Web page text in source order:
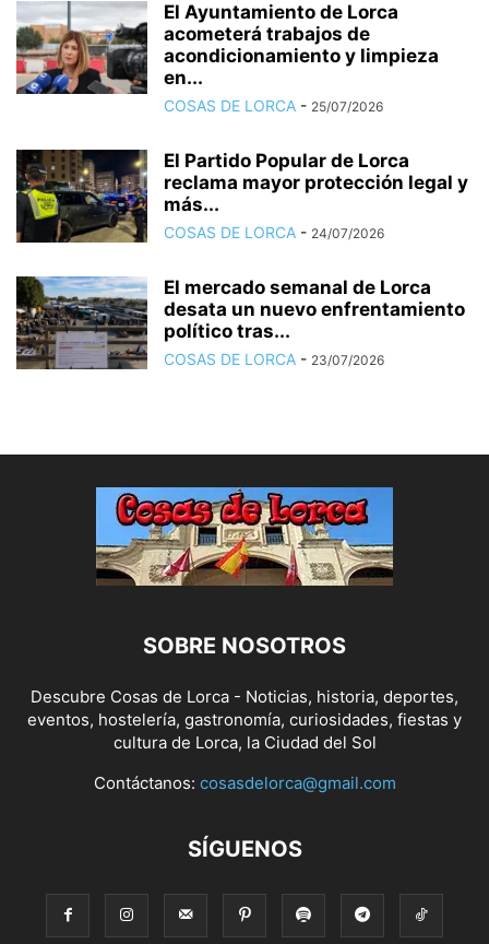
El Ayuntamiento de Lorca
acometerá trabajos de
acondicionamiento y limpieza
en...
COSAS DE LORCA - 25/07/2026
El Partido Popular de Lorca
reclama mayor protección legal y
más...
COSAS DE LORCA - 24/07/2026
El mercado semanal de Lorca
desata un nuevo enfrentamiento
político tras...
COSAS DE LORCA - 23/07/2026
SOBRE NOSOTROS
Descubre Cosas de Lorca - Noticias, historia, deportes,
eventos, hostelería, gastronomía, curiosidades, fiestas y
cultura de Lorca, la Ciudad del Sol
Contáctanos: cosasdelorca@gmail.com
SÍGUENOS